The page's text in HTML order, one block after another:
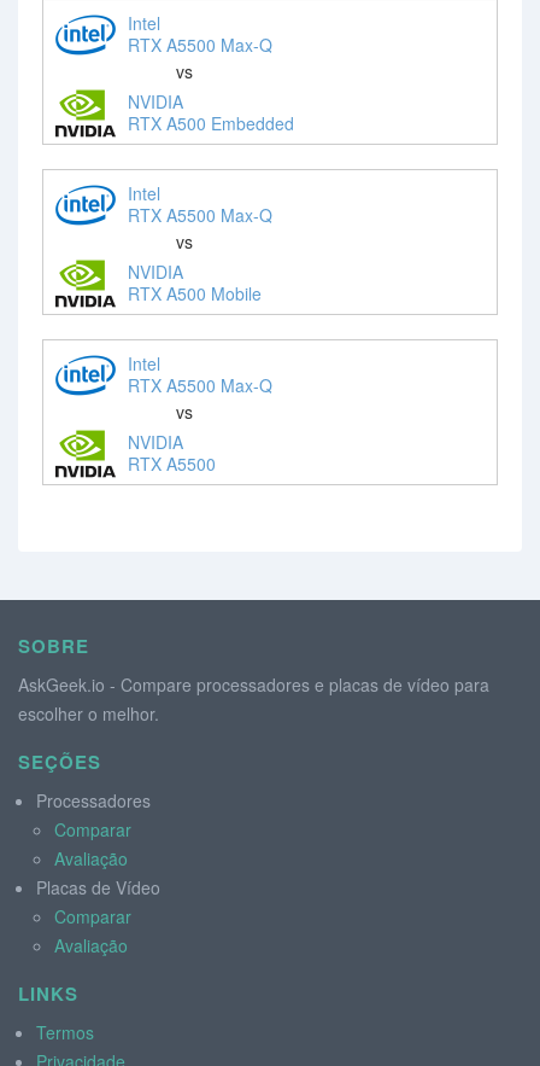
Intel
RTX A5500 Max-Q
vs
NVIDIA
RTX A500 Embedded
Intel
RTX A5500 Max-Q
vs
NVIDIA
RTX A500 Mobile
Intel
RTX A5500 Max-Q
vs
NVIDIA
RTX A5500
SOBRE
AskGeek.io - Compare processadores e placas de vídeo para
escolher o melhor.
SEÇÕES
Processadores
Comparar
Avaliação
Placas de Vídeo
Comparar
Avaliação
LINKS
Termos
Privacidade